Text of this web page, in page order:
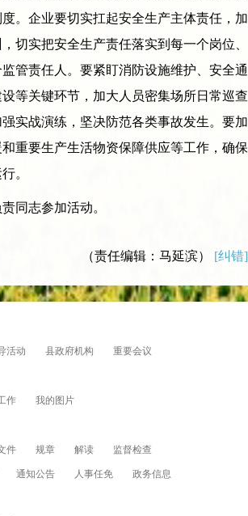
。企业要切实扛起安全生产主体责任，加
切实把安全生产责任落实到每一个岗位、
管责任人。要紧盯消防设施维护、安全通
等关键环节，加大人员密集场所日常巡查
实战演练，坚决防范各类事故发生。要加
重要生产生活物资保障供应等工作，确保
。
志参加活动。
（责任编辑：马延滨） [纠错]
活动 县政府机构 重要会议
作 我的图片
件 规章 解读 监督检查
通知公告 人事任免 政务信息